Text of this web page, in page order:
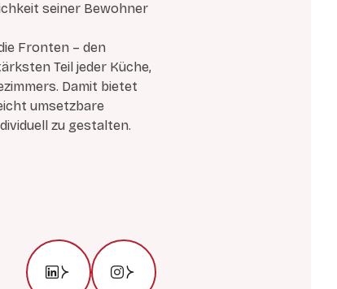
seiner Bewohner
Fronten – den
Teil jeder Küche,
Damit bietet
umsetzbare
zu gestalten.